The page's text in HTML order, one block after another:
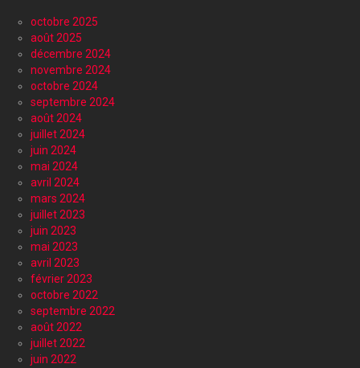
octobre 2025
août 2025
décembre 2024
novembre 2024
octobre 2024
septembre 2024
août 2024
juillet 2024
juin 2024
mai 2024
avril 2024
mars 2024
juillet 2023
juin 2023
mai 2023
avril 2023
février 2023
octobre 2022
septembre 2022
août 2022
juillet 2022
juin 2022